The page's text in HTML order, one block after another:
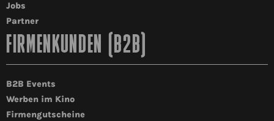
Jobs
Partner
FIRMENKUNDEN (B2B)
B2B Events
Werben im Kino
Firmengutscheine